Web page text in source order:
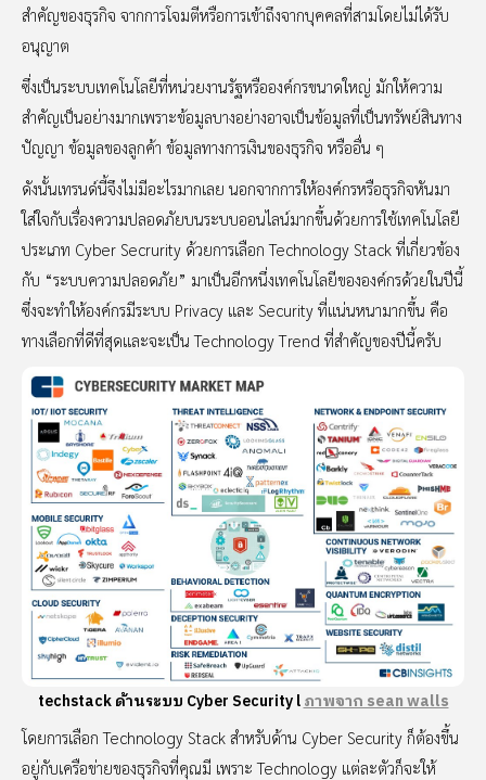
สำคัญของธุรกิจ จากการโจมตีหรือการเข้าถึงจากบุคคลที่สามโดยไม่ได้รับ
อนุญาต
ซึ่งเป็นระบบเทคโนโลยีที่หน่วยงานรัฐหรือองค์กรขนาดใหญ่ มักให้ความ
สำคัญเป็นอย่างมากเพราะข้อมูลบางอย่างอาจเป็นข้อมูลที่เป็นทรัพย์สินทาง
ปัญญา ข้อมูลของลูกค้า ข้อมูลทางการเงินของธุรกิจ หรืออื่น ๆ
ดังนั้นเทรนด์นี้จึงไม่มีอะไรมากเลย นอกจากการให้องค์กรหรือธุรกิจหันมา
ใส่ใจกับเรื่องความปลอดภัยบนระบบออนไลน์มากขึ้นด้วยการใช้เทคโนโลยี
ประเภท Cyber Secrurity ด้วยการเลือก Technology Stack ที่เกี่ยวข้อง
กับ “ระบบความปลอดภัย” มาเป็นอีกหนึ่งเทคโนโลยีขององค์กรด้วยในปีนี้
ซึ่งจะทำให้องค์กรมีระบบ Privacy และ Security ที่แน่นหนามากขึ้น คือ
ทางเลือกที่ดีที่สุดและจะเป็น Technology Trend ที่สำคัญของปีนี้ครับ
techstack ด้านระบบ Cyber Security lภาพจาก sean walls
โดยการเลือก Technology Stack สำหรับด้าน Cyber Security ก็ต้องขึ้น
อยู่กับเครือข่ายของธุรกิจที่คุณมี เพราะ Technology แต่ละตัวก็จะให้